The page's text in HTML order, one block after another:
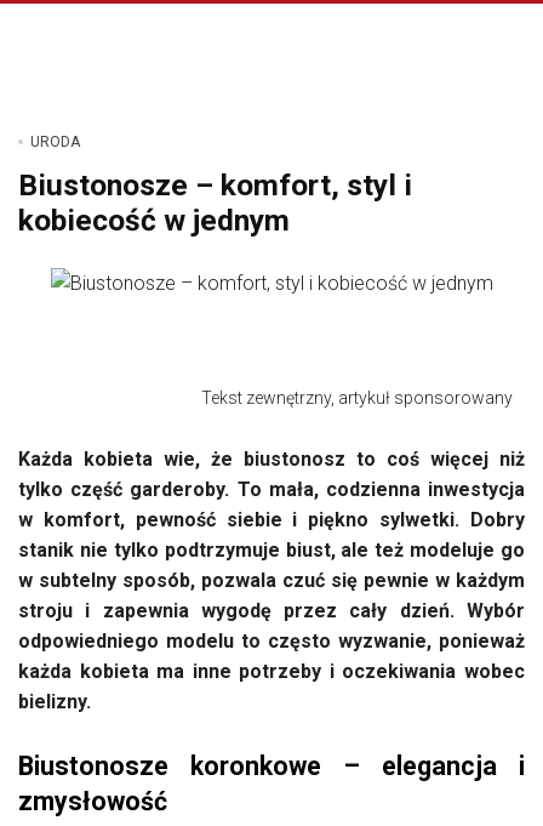
URODA
Biustonosze – komfort, styl i
kobiecość w jednym
Tekst zewnętrzny, artykuł sponsorowany
Każda kobieta wie, że biustonosz to coś więcej niż
tylko część garderoby. To mała, codzienna inwestycja
w komfort, pewność siebie i piękno sylwetki. Dobry
stanik nie tylko podtrzymuje biust, ale też modeluje go
w subtelny sposób, pozwala czuć się pewnie w każdym
stroju i zapewnia wygodę przez cały dzień. Wybór
odpowiedniego modelu to często wyzwanie, ponieważ
każda kobieta ma inne potrzeby i oczekiwania wobec
bielizny.
Biustonosze koronkowe – elegancja i
zmysłowość